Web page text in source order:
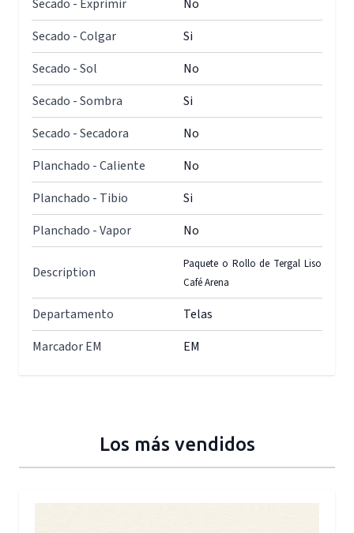
Secado - Exprimir
No
Secado - Colgar
Si
Secado - Sol
No
Secado - Sombra
Si
Secado - Secadora
No
Planchado - Caliente
No
Planchado - Tibio
Si
Planchado - Vapor
No
Description
Paquete o Rollo de Tergal Liso
Café Arena
Departamento
Telas
Marcador EM
EM
Los más vendidos